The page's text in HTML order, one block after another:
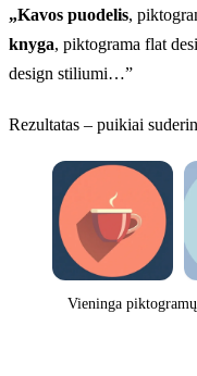
„Kavos puodelis,
knyga, piktograma flat
design stiliumi…”
Rezultatas – puikiai
Vieninga